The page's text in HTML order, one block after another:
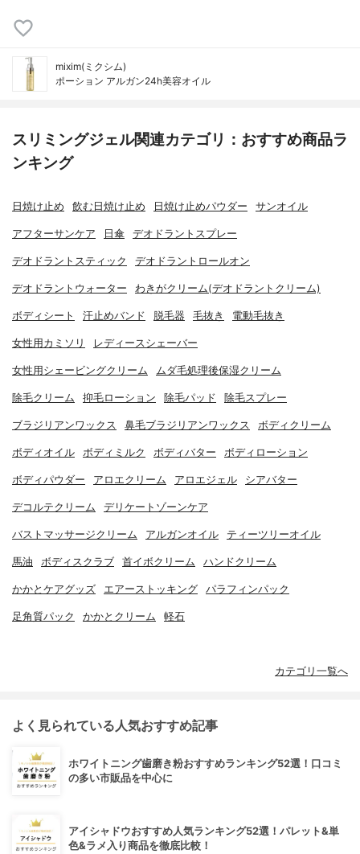
mixim(ミクシム)
ポーション アルガン24h美容オイル
スリミングジェル関連カテゴリ：おすすめ商品ラ
ンキング
日焼け止め 飲む日焼け止め 日焼け止めパウダー サンオイル
アフターサンケア 日傘 デオドラントスプレー
デオドラントスティック デオドラントロールオン
デオドラントウォーター わきがクリーム(デオドラントクリーム)
ボディシート 汗止めバンド 脱毛器 毛抜き 電動毛抜き
女性用カミソリ レディースシェーバー
女性用シェービングクリーム ムダ毛処理後保湿クリーム
除毛クリーム 抑毛ローション 除毛パッド 除毛スプレー
ブラジリアンワックス 鼻毛ブラジリアンワックス ボディクリーム
ボディオイル ボディミルク ボディバター ボディローション
ボディパウダー アロエクリーム アロエジェル シアバター
デコルテクリーム デリケートゾーンケア
バストマッサージクリーム アルガンオイル ティーツリーオイル
馬油 ボディスクラブ 首イボクリーム ハンドクリーム
かかとケアグッズ エアーストッキング パラフィンパック
足角質パック かかとクリーム 軽石
カテゴリ一覧へ
よく見られている人気おすすめ記事
ホワイトニング歯磨き粉おすすめランキング52選！口コミ
の多い市販品を中心に
アイシャドウおすすめ人気ランキング52選！パレット&単
色&ラメ入り商品を徹底比較！